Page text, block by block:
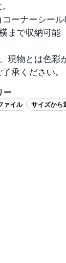
ーナーシー
まで収納可能
現物とは色彩
承ください。
ー
ァイル サイズから